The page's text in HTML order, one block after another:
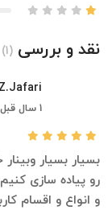
نقد و بررسی (1)
1 سال قبل
بسیار بسیار
رو پیاده سازی
و انواع و اقسام